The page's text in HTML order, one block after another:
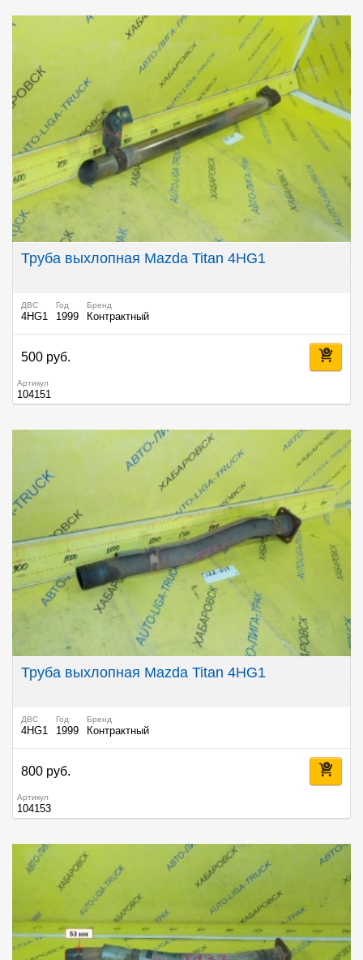
Труба выхлопная Mazda Titan 4HG1
ДВС
4HG1
Год
1999
Бренд
Контрактный
500 руб.
Артикул
104151
Труба выхлопная Mazda Titan 4HG1
ДВС
4HG1
Год
1999
Бренд
Контрактный
800 руб.
Артикул
104153